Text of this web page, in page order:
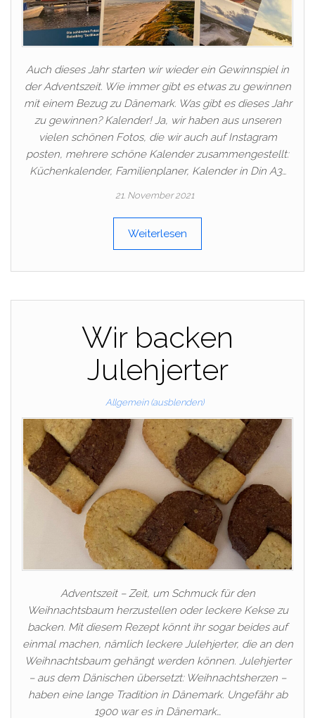
Auch dieses Jahr starten wir wieder ein Gewinnspiel in
der Adventszeit. Wie immer gibt es etwas zu gewinnen
mit einem Bezug zu Dänemark. Was gibt es dieses Jahr
zu gewinnen? Kalender! Ja, wir haben aus unseren
vielen schönen Fotos, die wir auch auf Instagram
posten, mehrere schöne Kalender zusammengestellt:
Küchenkalender, Familienplaner, Kalender in Din A3…
21. November 2021
Weiterlesen
Wir backen
Julehjerter
Allgemein (ausblenden)
Adventszeit – Zeit, um Schmuck für den
Weihnachtsbaum herzustellen oder leckere Kekse zu
backen. Mit diesem Rezept könnt ihr sogar beides auf
einmal machen, nämlich leckere Julehjerter, die an den
Weihnachtsbaum gehängt werden können. Julehjerter
– aus dem Dänischen übersetzt: Weihnachtsherzen –
haben eine lange Tradition in Dänemark. Ungefähr ab
1900 war es in Dänemark…